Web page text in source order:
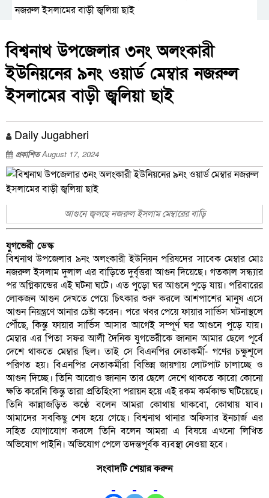
নজরুল ইসলামের বাড়ী জ্বলিয়া ছাই
বিশ্বনাথ উপজেলার ৩নং অলংকারী
ইউনিয়নের ৯নং ওয়ার্ড মেম্বার নজরুল
ইসলামের বাড়ী জ্বলিয়া ছাই
Daily Jugabheri
প্রকাশিতAugust 17, 2024
আগুনে জ্বলছে নজরুল ইসলাম মেম্বারের বাড়ি
যুগভেরী ডেস্ক
বিশ্বনাথ উপজেলার ৯নং অলংকারী ইউনিয়ন পরিষদের সাবেক মেম্বার মোঃ
নজরুল ইসলাম দুলাল এর বাড়িতে দুর্বৃত্তরা আগুন দিয়েছে। গতকাল সন্ধ্যার
পর অগ্নিকান্ডের এই ঘটনা ঘটে। এত পুড়ো ঘর আগুনে পুড়ে যায়। পরিবারের
লোকজন আগুন দেখতে পেয়ে চিৎকার শুরু করলে আশপাশের মানুষ এসে
আগুন নিয়ন্ত্রণে আনার চেষ্টা করেন। পরে খবর পেয়ে ফায়ার সার্ভিস ঘটনাস্থলে
পৌঁছে, কিন্তু ফায়ার সার্ভিস আসার আগেই সম্পূর্ণ ঘর আগুনে পুড়ে যায়।
মেম্বার এর পিতা সফর আলী দৈনিক যুগভেরীকে জানান আমার ছেলে পূর্বে
দেশে থাকতে মেম্বার ছিল। তাই সে বিএনপির নেতাকর্মী- গণের চক্ষুশূলে
পরিণত হয়। বিএনপির নেতাকর্মীরা বিভিন্ন জায়গায় লোটপাট চালাচ্ছে ও
আগুন দিচ্ছে। তিনি আরোও জানান তার ছেলে দেশে থাকতে কারো কোনো
ক্ষতি করেনি কিন্তু তারা প্রতিহিংসা পরায়ন হয়ে এই রকম কর্মকান্ড ঘটিয়েছে।
তিনি কান্নাজড়িত কণ্ঠে বলেন আমরা কোথায় থাকবো, কোথায় যাব।
আমাদের সবকিছু শেষ হয়ে গেছে। বিশ্বনাথ থানার অফিসার ইনচার্জ এর
সহিত যোগাযোগ করলে তিনি বলেন আমরা এ বিষয়ে এখনো লিখিত
অভিযোগ পাইনি। অভিযোগ পেলে তদন্তপূর্বক ব্যবস্থা নেওয়া হবে।
সংবাদটি শেয়ার করুন